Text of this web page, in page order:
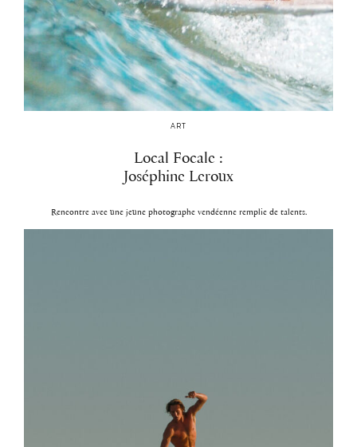
ART
Local Focale :
Joséphine Leroux
Rencontre avec une jeune photographe vendéenne remplie de talents.